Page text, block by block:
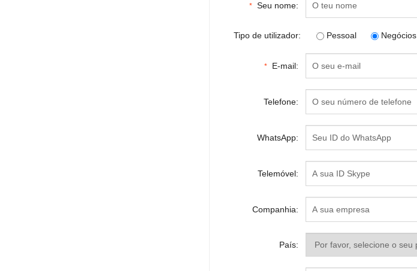
* Seu nome:
Tipo de utilizador: Pessoal Negócios
* E-mail:
Telefone:
WhatsApp:
Telemóvel:
Companhia:
País: